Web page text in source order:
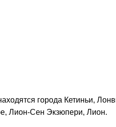
города Кетиньи,
Лион-Сен Экзюпери, Лион.